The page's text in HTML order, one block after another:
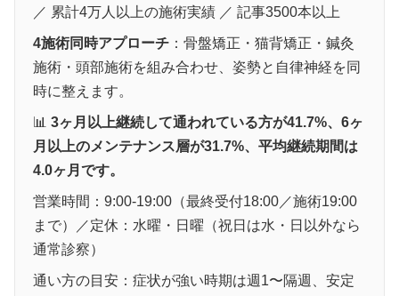
／ 累計4万人以上の施術実績 ／ 記事3500本以上
4施術同時アプローチ ：骨盤矯正・猫背矯正・鍼灸
施術・頭部施術を組み合わせ、姿勢と自律神経を同
時に整えます。
📊 3ヶ月以上継続して通われている方が41.7%、6ヶ
月以上のメンテナンス層が31.7%、平均継続期間は
4.0ヶ月です。
営業時間：9:00-19:00（最終受付18:00／施術19:00
まで）／定休：水曜・日曜（祝日は水・日以外なら
通常診察）
通い方の目安：症状が強い時期は週1〜隔週、安定